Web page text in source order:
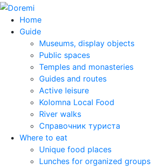
Home
Guide
Museums, display objects
Public spaces
Temples and monasteries
Guides and routes
Active leisure
Kolomna Local Food
River walks
Справочник туриста
Where to eat
Unique food places
Lunches for organized groups